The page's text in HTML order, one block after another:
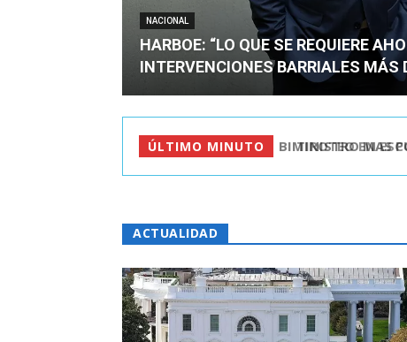
NACIONAL
HARBOE: “LO QUE SE REQUIERE
INTERVENCIONES BARRIALES MÁS
ÚLTIMO MINUTO TIROTEO EN
ACTUALIDAD